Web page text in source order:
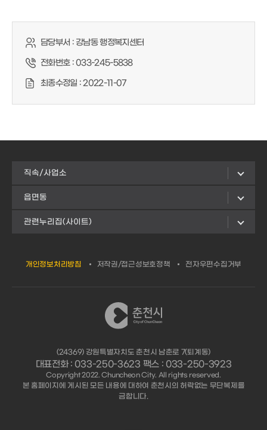
담당부서 :강남동 행정복지센터
전화번호 :033-245-5838
최종수정일 :2022-11-07
직속/사업소
읍면동
관련누리집(사이트)
개인정보처리방침 저작권/접근성보호정책 전자우편수집거부
(24369) 강원특별자치도 춘천시 남춘로 7(퇴계동)
대표전화 : 033-250-3623 팩스 : 033-250-3923
Copyright 2022. Chuncheon City. All rights reserved.
본 홈페이지에 게시된 모든 내용에 대하여 춘천시의 허락없는 무단복제를
금합니다.